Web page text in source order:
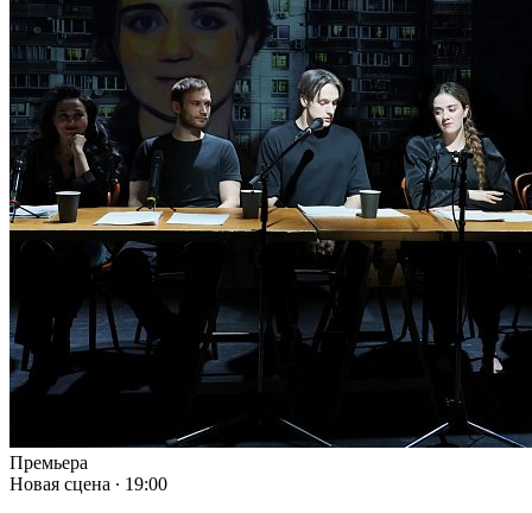
Премьера
Новая сцена ∙ 19:00